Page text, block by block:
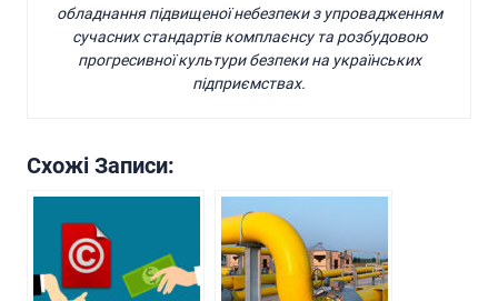
обладнання підвищеної небезпеки з упровадженням
сучасних стандартів комплаєнсу та розбудовою
прогресивної культури безпеки на українських
підприємствах.
Схожі Записи: